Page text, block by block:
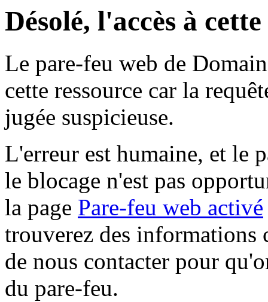
Désolé, l'accès à
Le pare-feu web de
cette ressource car la
jugée suspicieuse.
L'erreur est humaine, et le
le blocage n'est pas
la page Pare-feu web activé
trouverez des informations
de nous contacter pour
du pare-feu.